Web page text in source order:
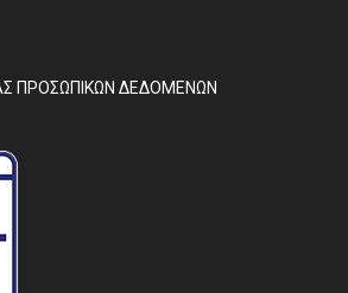
ΠΡΟΣΩΠΙΚΩΝ ΔΕΔΟΜΕΝΩΝ